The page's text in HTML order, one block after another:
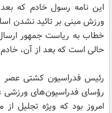
این نامه رسول خادم که
ورزش مبنی بر تائید نشدن
خطاب به ریاست جمهور
حالی است که بعد از آن،
رئیس فدراسیون کشتی عصر
رؤسای فدراسیون‌های ورزشی